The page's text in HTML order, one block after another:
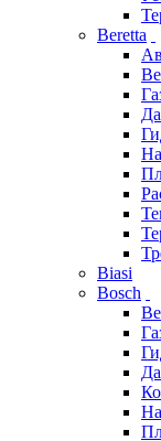
Beretta
Biasi
Bosch